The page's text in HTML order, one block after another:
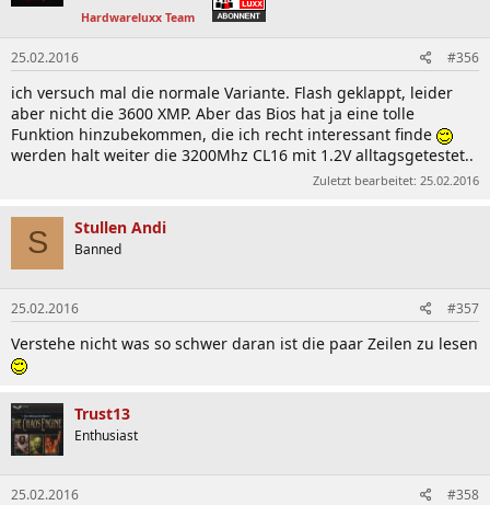
Hardwareluxx Team
25.02.2016 #356
ich versuch mal die normale Variante. Flash geklappt, leider
aber nicht die 3600 XMP. Aber das Bios hat ja eine tolle
Funktion hinzubekommen, die ich recht interessant finde
werden halt weiter die 3200Mhz CL16 mit 1.2V alltagsgetestet..
Zuletzt bearbeitet: 25.02.2016
S Stullen Andi
Banned
25.02.2016 #357
Verstehe nicht was so schwer daran ist die paar Zeilen zu lesen
Trust13
Enthusiast
25.02.2016 #358